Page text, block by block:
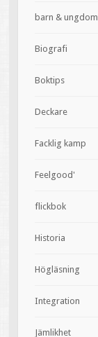
barn & ungdom
Biografi
Boktips
Deckare
Facklig kamp
Feelgood'
flickbok
Historia
Högläsning
Integration
Jämlikhet